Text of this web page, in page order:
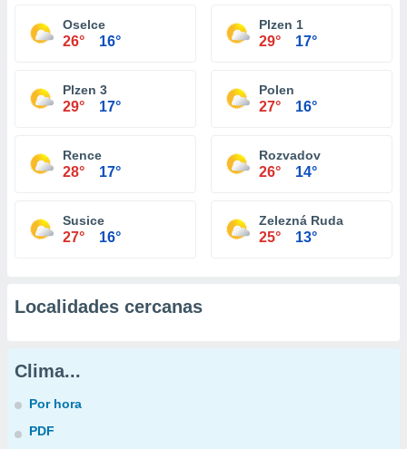
Oselce
26° 16°
Plzen 1
29° 17°
Plzen 3
29° 17°
Polen
27° 16°
Rence
28° 17°
Rozvadov
26° 14°
Susice
27° 16°
Zelezná Ruda
25° 13°
Localidades cercanas
Clima...
Por hora
PDF